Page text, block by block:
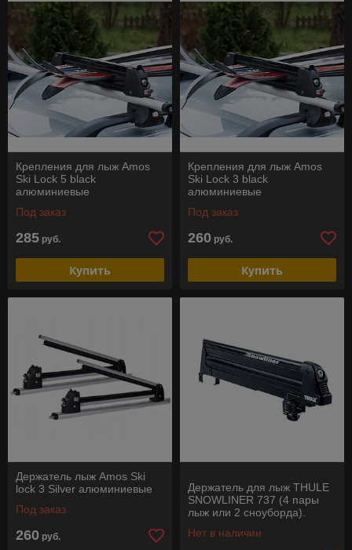
Крепления для лыж Amos
Ski Lock 5 black
алюминиевые
Под заказ
285 руб.
Купить
Крепления для лыж Amos
Ski Lock 3 black
алюминиевые
Под заказ
260 руб.
Купить
Держатель лыж Amos Ski
lock 3 Silver алюминиевые
Под заказ
260 руб.
Держатель для лыж THULE
SNOWLINER 737 (4 пары
лыж или 2 сноуборда).
Нет в наличии